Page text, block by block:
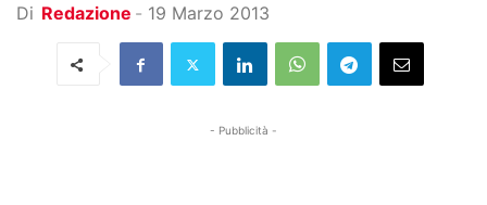
Di Redazione - 19 Marzo 2013
- Pubblicità -